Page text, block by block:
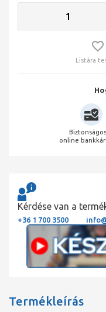
Listára
online
Kérdése van a
+36 1 700 3500
Termékleírás